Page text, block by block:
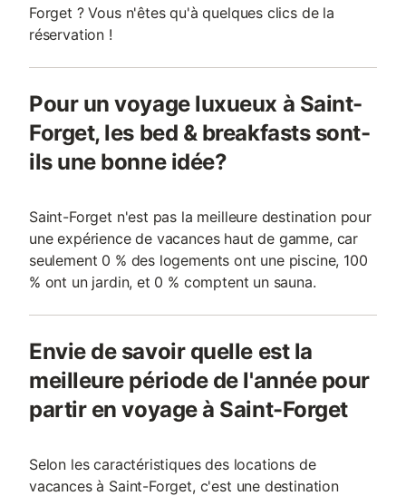
Forget ? Vous n'êtes qu'à quelques clics de la
réservation !
Pour un voyage luxueux à Saint-
Forget, les bed & breakfasts sont-
ils une bonne idée?
Saint-Forget n'est pas la meilleure destination pour
une expérience de vacances haut de gamme, car
seulement 0 % des logements ont une piscine, 100
% ont un jardin, et 0 % comptent un sauna.
Envie de savoir quelle est la
meilleure période de l'année pour
partir en voyage à Saint-Forget
Selon les caractéristiques des locations de
vacances à Saint-Forget, c'est une destination